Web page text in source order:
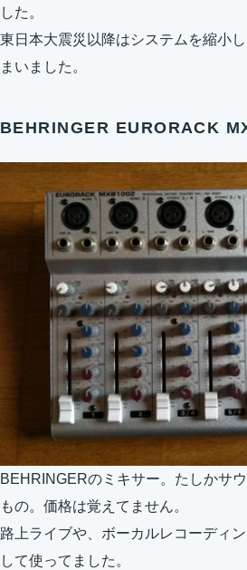
した。
東日本大震災以降はシステムを縮小
まいました。
BEHRINGER EURORACK
BEHRINGERのミキサー。たしかサ
もの。価格は覚えてません。
路上ライブや、ボーカルレコーディ
して使ってました。